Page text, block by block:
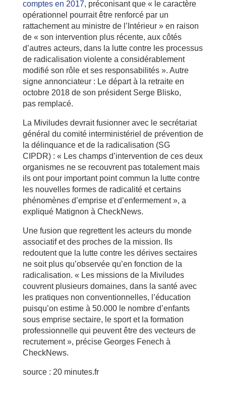
comptes en 2017, préconisant que « le caractère
opérationnel pourrait être renforcé par un
rattachement au ministre de l’Intérieur » en raison
de « son intervention plus récente, aux côtés
d’autres acteurs, dans la lutte contre les processus
de radicalisation violente a considérablement
modifié son rôle et ses responsabilités ». Autre
signe annonciateur : Le départ à la retraite en
octobre 2018 de son président Serge Blisko,
pas remplacé.
La Miviludes devrait fusionner avec le secrétariat
général du comité interministériel de prévention de
la délinquance et de la radicalisation (SG
CIPDR) : « Les champs d’intervention de ces deux
organismes ne se recouvrent pas totalement mais
ils ont pour important point commun la lutte contre
les nouvelles formes de radicalité et certains
phénomènes d’emprise et d’enfermement », a
expliqué Matignon à CheckNews.
Une fusion que regrettent les acteurs du monde
associatif et des proches de la mission. Ils
redoutent que la lutte contre les dérives sectaires
ne soit plus qu’observée qu’en fonction de la
radicalisation. « Les missions de la Miviludes
couvrent plusieurs domaines, dans la santé avec
les pratiques non conventionnelles, l’éducation
puisqu’on estime à 50.000 le nombre d’enfants
sous emprise sectaire, le sport et la formation
professionnelle qui peuvent être des vecteurs de
recrutement », précise Georges Fenech à
CheckNews.
source : 20 minutes.fr